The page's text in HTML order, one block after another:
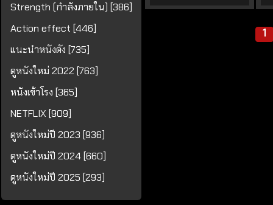
Strength (กำลังภายใน) [386]
Action effect [446]
แนะนำหนังดัง [735]
ดูหนังใหม่ 2022 [763]
หนังเข้าโรง [365]
NETFLIX [909]
ดูหนังใหม่ปี 2023 [936]
ดูหนังใหม่ปี 2024 [660]
ดูหนังใหม่ปี 2025 [293]
1